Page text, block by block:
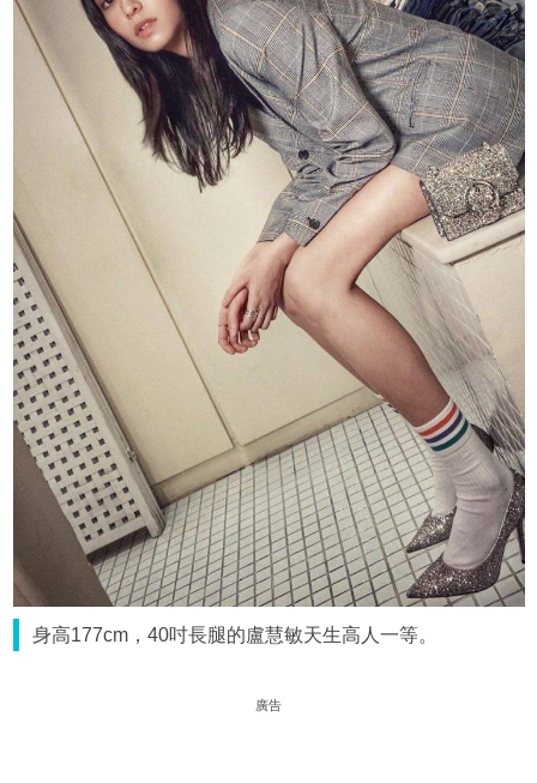
身高177cm，40吋長腿的盧慧敏天生高人一等。
廣告